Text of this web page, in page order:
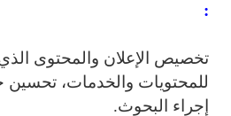
:
تخصيص الإعلان والمحتوى الذي
للمحتويات والخدمات، تحسين
إجراء البحوث.